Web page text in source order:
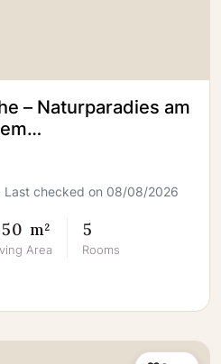
– Naturparadies am
+ gr. Baufenster
Last checked on 08/08/2026
m²
Area
5
Rooms